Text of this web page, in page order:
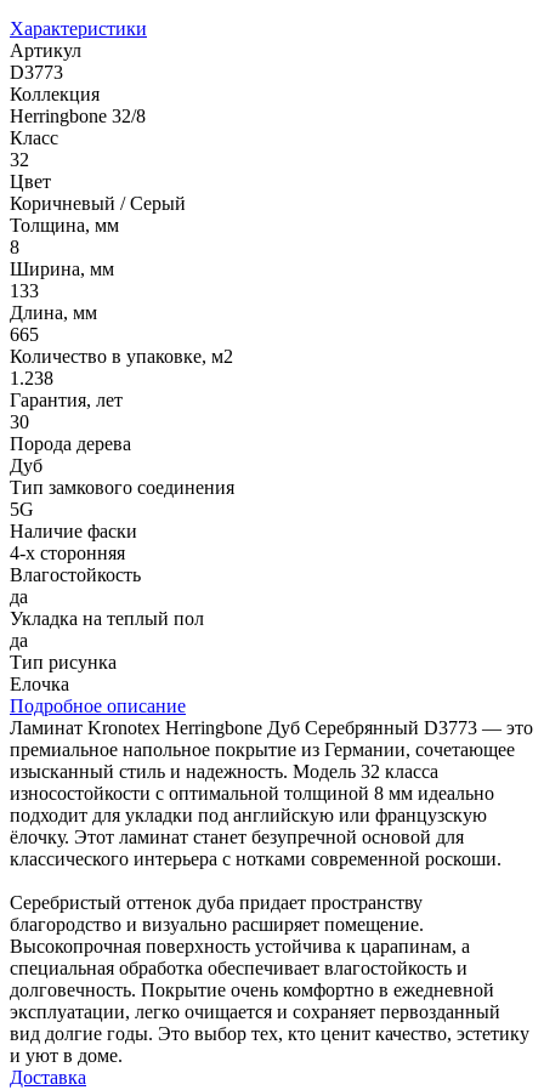
Характеристики
Артикул
D3773
Коллекция
Herringbone 32/8
Класс
32
Цвет
Коричневый / Серый
Толщина, мм
8
Ширина, мм
133
Длина, мм
665
Количество в упаковке, м2
1.238
Гарантия, лет
30
Порода дерева
Дуб
Тип замкового соединения
5G
Наличие фаски
4-х сторонняя
Влагостойкость
да
Укладка на теплый пол
да
Тип рисунка
Елочка
Подробное описание
Ламинат Kronotex Herringbone Дуб Серебрянный D3773 — это
премиальное напольное покрытие из Германии, сочетающее
изысканный стиль и надежность. Модель 32 класса
износостойкости с оптимальной толщиной 8 мм идеально
подходит для укладки под английскую или французскую
ёлочку. Этот ламинат станет безупречной основой для
классического интерьера с нотками современной роскоши.
Серебристый оттенок дуба придает пространству
благородство и визуально расширяет помещение.
Высокопрочная поверхность устойчива к царапинам, а
специальная обработка обеспечивает влагостойкость и
долговечность. Покрытие очень комфортно в ежедневной
эксплуатации, легко очищается и сохраняет первозданный
вид долгие годы. Это выбор тех, кто ценит качество, эстетику
и уют в доме.
Доставка